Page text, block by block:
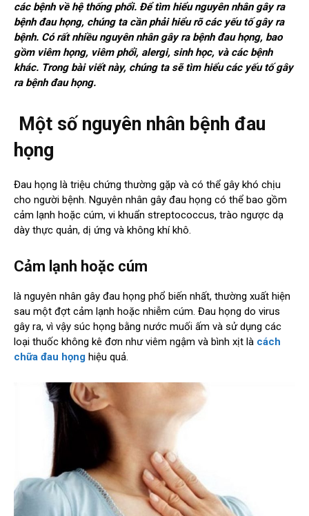
các bệnh về hệ thống phổi. Để tìm hiểu nguyên nhân gây ra
bệnh đau họng, chúng ta cần phải hiểu rõ các yếu tố gây ra
bệnh. Có rất nhiều nguyên nhân gây ra bệnh đau họng, bao
gồm viêm họng, viêm phổi, alergi, sinh học, và các bệnh
khác. Trong bài viết này, chúng ta sẽ tìm hiểu các yếu tố gây
ra bệnh đau họng.
Một số nguyên nhân bệnh đau
họng
Đau họng là triệu chứng thường gặp và có thể gây khó chịu
cho người bệnh. Nguyên nhân gây đau họng có thể bao gồm
cảm lạnh hoặc cúm, vi khuẩn streptococcus, trào ngược dạ
dày thực quản, dị ứng và không khí khô.
Cảm lạnh hoặc cúm
là nguyên nhân gây đau họng phổ biến nhất, thường xuất hiện
sau một đợt cảm lạnh hoặc nhiễm cúm. Đau họng do virus
gây ra, vì vậy súc họng bằng nước muối ấm và sử dụng các
loại thuốc không kê đơn như viêm ngậm và bình xịt là cách
chữa đau họng hiệu quả.